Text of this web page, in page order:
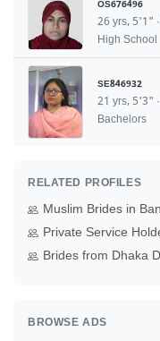
OS676496
26 yrs, 5'1"
High School
SE846932
21 yrs, 5'3"
Bachelors
RELATED PROFILES
Muslim Brides in
Private Service
Brides from Dhaka
BROWSE ADS